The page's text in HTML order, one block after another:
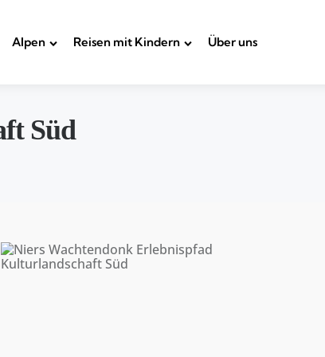
Alpen Reisen mit Kindern Über uns
Süd